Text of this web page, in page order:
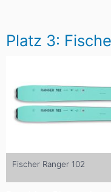
Platz 3:
Fischer Ranger 102